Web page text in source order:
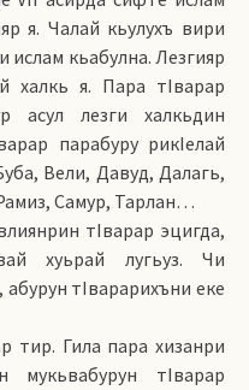
я. Чалай кьулухъ вири
ислам кьабулна. Лезгияр
халкь я. Пара тIварар
асул лезги халкьдин
парабуру рикIелай
Вели, Давуд, Далагь,
Самур, Тарлан…
тIварар эцигда,
хуьрай лугьуз. Чи
тIварарихъни еке
тир. Гила пара хизанри
мукьвабурун тIварар